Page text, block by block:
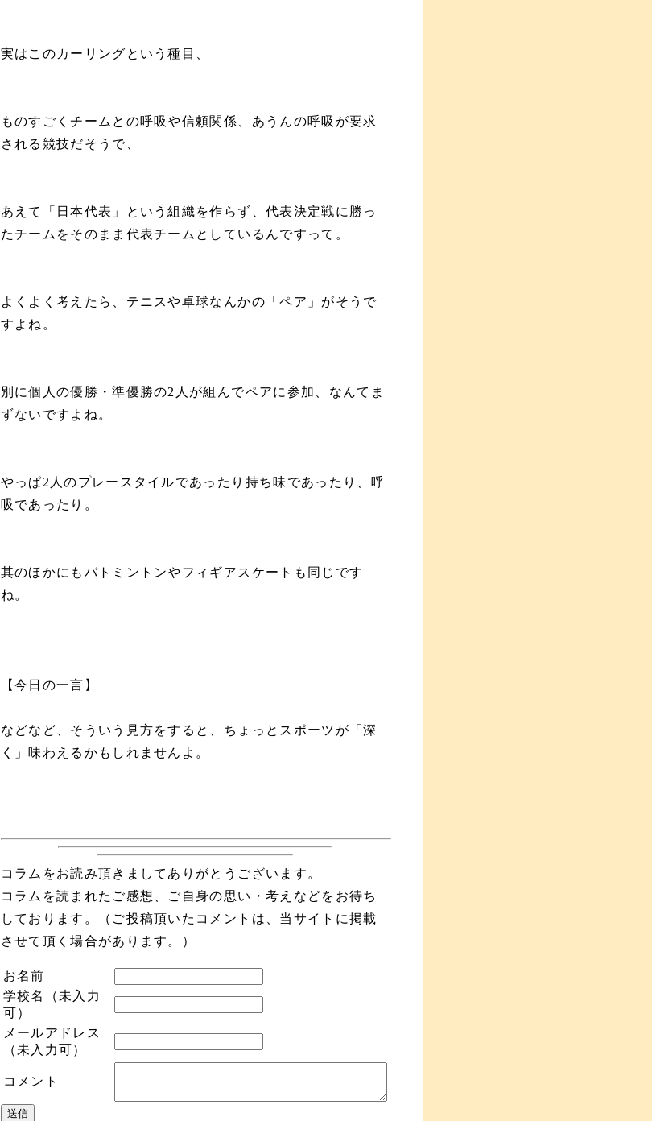
実はこのカーリングという種目、
ものすごくチームとの呼吸や信頼関係、あうんの呼吸が要求
される競技だそうで、
あえて「日本代表」という組織を作らず、代表決定戦に勝っ
たチームをそのまま代表チームとしているんですって。
よくよく考えたら、テニスや卓球なんかの「ペア」がそうで
すよね。
別に個人の優勝・準優勝の2人が組んでペアに参加、なんてま
ずないですよね。
やっぱ2人のプレースタイルであったり持ち味であったり、呼
吸であったり。
其のほかにもバトミントンやフィギアスケートも同じです
ね。
【今日の一言】
などなど、そういう見方をすると、ちょっとスポーツが「深
く」味わえるかもしれませんよ。
コラムをお読み頂きましてありがとうございます。
コラムを読まれたご感想、ご自身の思い・考えなどをお待ち
しております。（ご投稿頂いたコメントは、当サイトに掲載
させて頂く場合があります。）
お名前
学校名（未入力
可）
メールアドレス
（未入力可）
コメント